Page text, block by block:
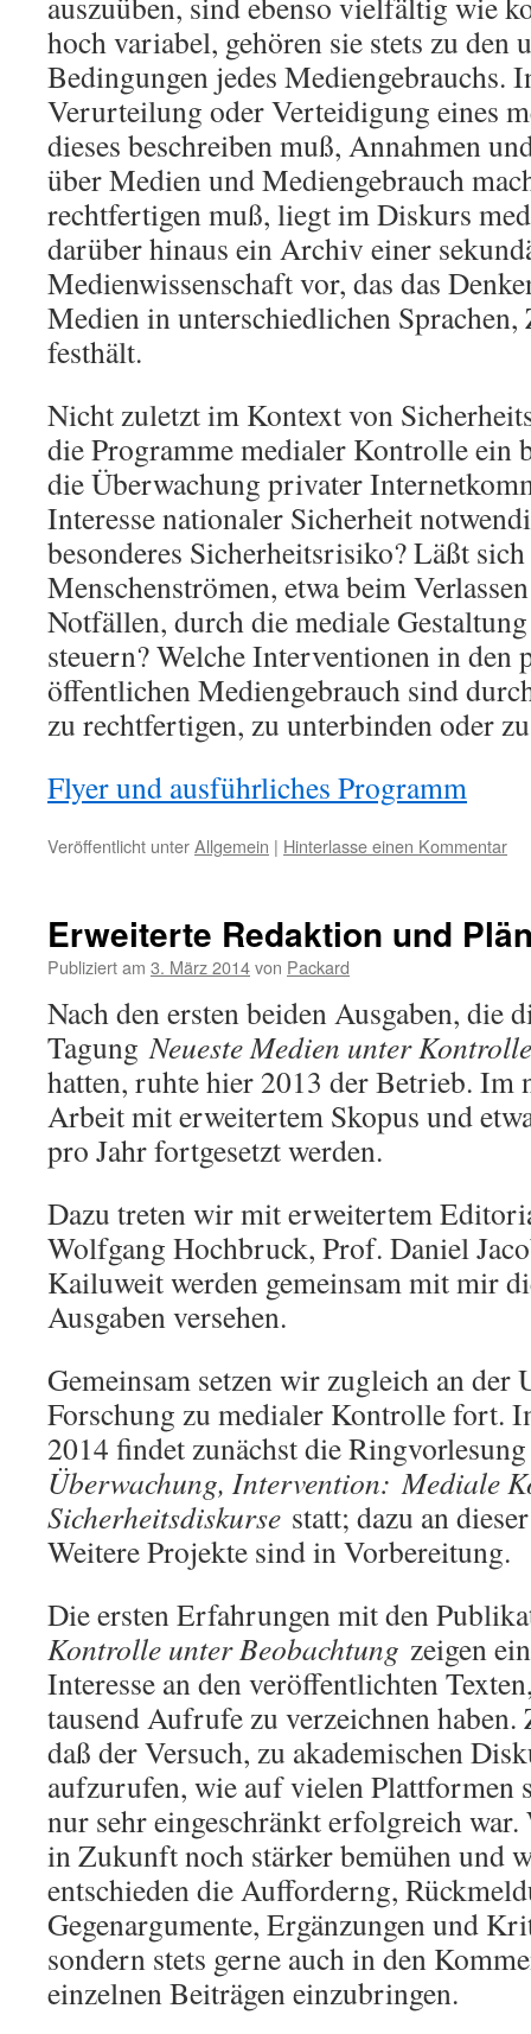
hoch variabel, gehören sie stets zu den
Bedingungen jedes Mediengebrauchs.
Verurteilung oder Verteidigung eines
dieses beschreiben muß, Annahmen
über Medien und Mediengebrauch
rechtfertigen muß, liegt im Diskurs
darüber hinaus ein Archiv einer
Medienwissenschaft vor, das das
Medien in unterschiedlichen
festhält.
Nicht zuletzt im Kontext von
die Programme medialer Kontrolle ein
die Überwachung privater
Interesse nationaler Sicherheit
besonderes Sicherheitsrisiko? Läßt
Menschenströmen, etwa beim
Notfällen, durch die mediale
steuern? Welche Interventionen in den
öffentlichen Mediengebrauch sind
zu rechtfertigen, zu unterbinden oder
Flyer und ausführliches Programm
Veröffentlicht unterAllgemein | Hinterlasse einen Kommentar
Erweiterte Redaktion und
Publiziert am 3. März 2014von Packard
Nach den ersten beiden Ausgaben, die
TagungNeueste Medien unter
hatten, ruhte hier 2013 der Betrieb. Im
Arbeit mit erweitertem Skopus und
pro Jahr fortgesetzt werden.
Dazu treten wir mit erweitertem
Wolfgang Hochbruck, Prof. Daniel
Kailuweit werden gemeinsam mit mir
Ausgaben versehen.
Gemeinsam setzen wir zugleich an der
Forschung zu medialer Kontrolle fort.
2014 findet zunächst die
Überwachung, Intervention: Mediale
Sicherheitsdiskurse statt; dazu an
Weitere Projekte sind in Vorbereitung.
Die ersten Erfahrungen mit den
Kontrolle unter Beobachtung zeigen
Interesse an den veröffentlichten
tausend Aufrufe zu verzeichnen
daß der Versuch, zu akademischen
aufzurufen, wie auf vielen Plattformen
nur sehr eingeschränkt erfolgreich
in Zukunft noch stärker bemühen und
entschieden die Aufforderng,
Gegenargumente, Ergänzungen und
sondern stets gerne auch in den
einzelnen Beiträgen einzubringen.